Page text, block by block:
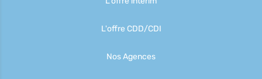
L'offre CDD/CDI
Nos Agences